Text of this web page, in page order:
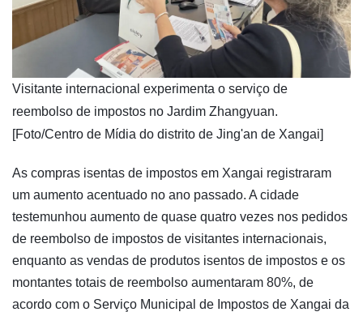
​Visitante internacional experimenta o serviço de
reembolso de impostos no Jardim Zhangyuan.
[Foto/Centro de Mídia do distrito de Jing'an de Xangai]
As compras isentas de impostos em Xangai registraram
um aumento acentuado no ano passado. A cidade
testemunhou aumento de quase quatro vezes nos pedidos
de reembolso de impostos de visitantes internacionais,
enquanto as vendas de produtos isentos de impostos e os
montantes totais de reembolso aumentaram 80%, de
acordo com o Serviço Municipal de Impostos de Xangai da